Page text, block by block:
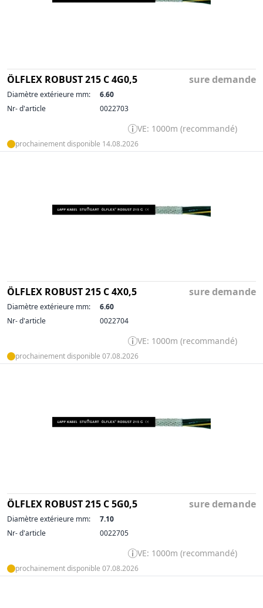
ÖLFLEX ROBUST 215 C 4G0,5 sure demande
Diamètre extérieure mm:
6.60
Nr- d'article
0022703
VE: 1000m (recommandé)
prochainement disponible 14.08.2026
ÖLFLEX ROBUST 215 C 4X0,5 sure demande
Diamètre extérieure mm:
6.60
Nr- d'article
0022704
VE: 1000m (recommandé)
prochainement disponible 07.08.2026
ÖLFLEX ROBUST 215 C 5G0,5 sure demande
Diamètre extérieure mm:
7.10
Nr- d'article
0022705
VE: 1000m (recommandé)
prochainement disponible 07.08.2026